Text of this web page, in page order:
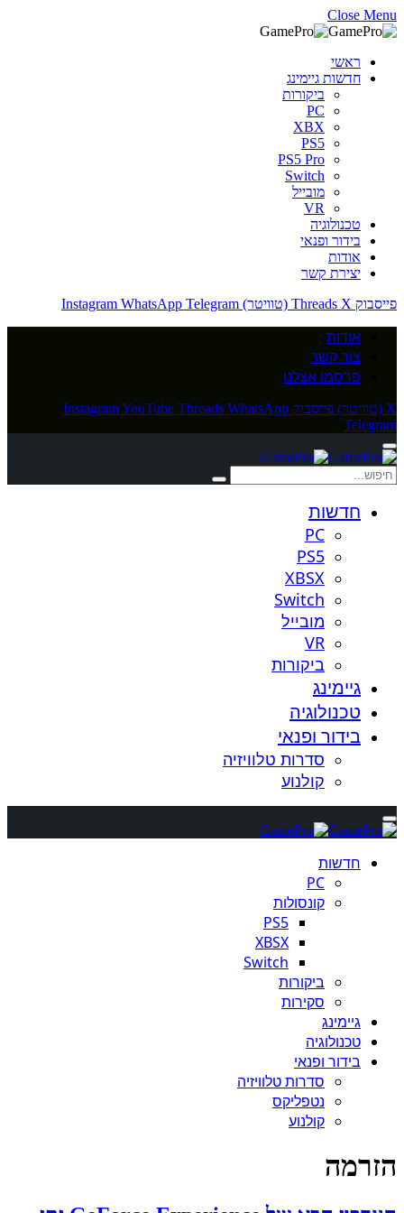
Close Menu
ראשי
חדשות גיימינג
ביקורות
PC
XBX
PS5
PS5 Pro
Switch
מובייל
VR
טכנולוגיה
בידור ופנאי
אודות
יצירת קשר
פייסבוק
Threads X (טוויטר) Instagram WhatsApp Telegram
אודות
צור קשר
פרסמו אצלנו
X (טוויטר) פייסבוק InstagramYouTube Threads WhatsApp
Telegram
חדשות
PC
PS5
XBSX
Switch
מובייל
VR
ביקורות
גיימינג
טכנולוגיה
בידור ופנאי
סדרות טלוויזיה
קולנוע
חדשות
PC
קונסולות
PS5
XBSX
Switch
ביקורות
סקירות
גיימינג
טכנולוגיה
בידור ופנאי
סדרות טלוויזיה
נטפליקס
קולנוע
הזרמה